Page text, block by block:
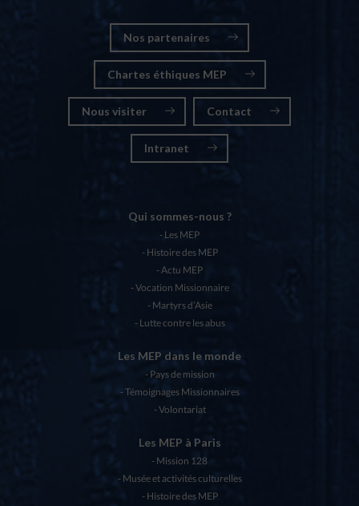
Nos partenaires
Chartes éthiques MEP
Nous visiter Contact
Intranet
Qui sommes-nous ?
Les MEP
Histoire des MEP
Actu MEP
Vocation Missionnaire
Martyrs d’Asie
Lutte contre les abus
Les MEP dans le monde
Pays de mission
Témoignages Missionnaires
Volontariat
Les MEP à Paris
Mission 128
Musée et activités culturelles
Histoire des MEP